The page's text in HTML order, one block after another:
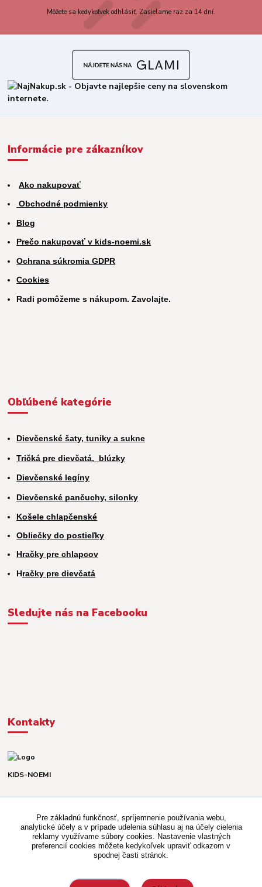
Môžete sa kedykoľvek odhlásiť. Zasielame raz za 14 dní.
Informácie pre zákazníkov
Ako nakupovať
Obchodné podmienky
Blog
Prečo nakupovať v kids-noemi.sk
Ochrana súkromia GDPR
Cookies
Radi pomôžeme s nákupom. Zavolajte.
Obľúbené kategórie
Dievčenské šaty, tuniky a sukne
Tričká pre dievčatá, blúzky
Dievčenské legíny
Dievčenské pančuchy, silonky
Košele chlapčenské
Obliečky do postieľky
Hračky pre chlapcov
Hračky pre dievčatá
Sledujte nás na Facebooku
Kontakty
KIDS-NOEMI
(Po-Pia, 8-16 hod.)
kidsnoemi.shop@gmail.com
Pre základnú funkčnosť, spríjemnenie používania webu,
analytické účely a v prípade udelenia súhlasu aj na účely cielenia
reklamy využívame súbory cookies. Nastavenie vlastných
preferencií cookies môžete kedykoľvek upraviť odkazom v
spodnej časti stránok.